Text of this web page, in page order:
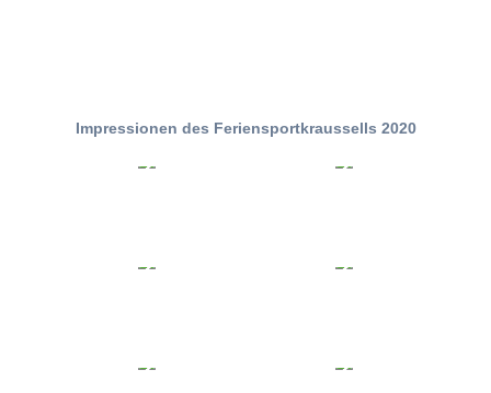
Impressionen des Feriensportkraussells 2020